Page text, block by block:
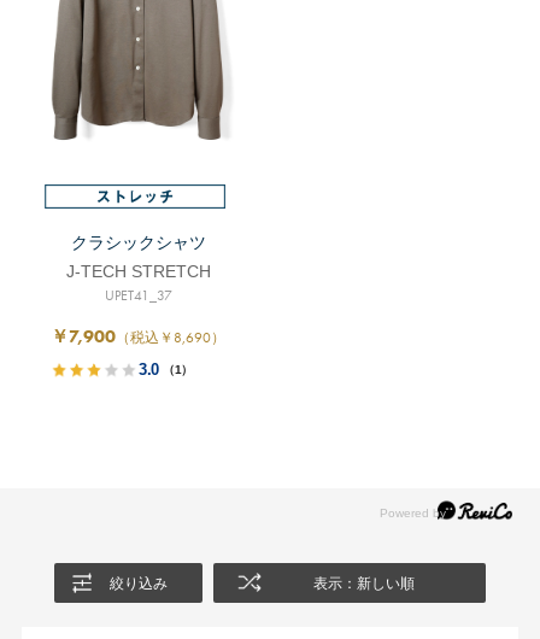
クラシックシャツ
J-TECH STRETCH
UPET41_37
￥7,900 （税込￥8,690）
3.0 （1）
絞り込み 表示：新しい順